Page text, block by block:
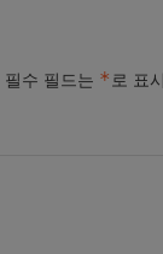
필수 필드는 *로 표